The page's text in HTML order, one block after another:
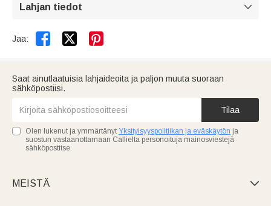
Lahjan tiedot 
Jaa:  
Saat ainutlaatuisia lahjaideoita ja paljon muuta suoraan
sähköpostiisi.
Tilaa
Olen lukenut ja ymmärtänyt Yksityisyyspolitiikan ja eväskäytön ja
suostun vastaanottamaan Callielta personoituja mainosviestejä
sähköpostitse.
MEISTÄ 